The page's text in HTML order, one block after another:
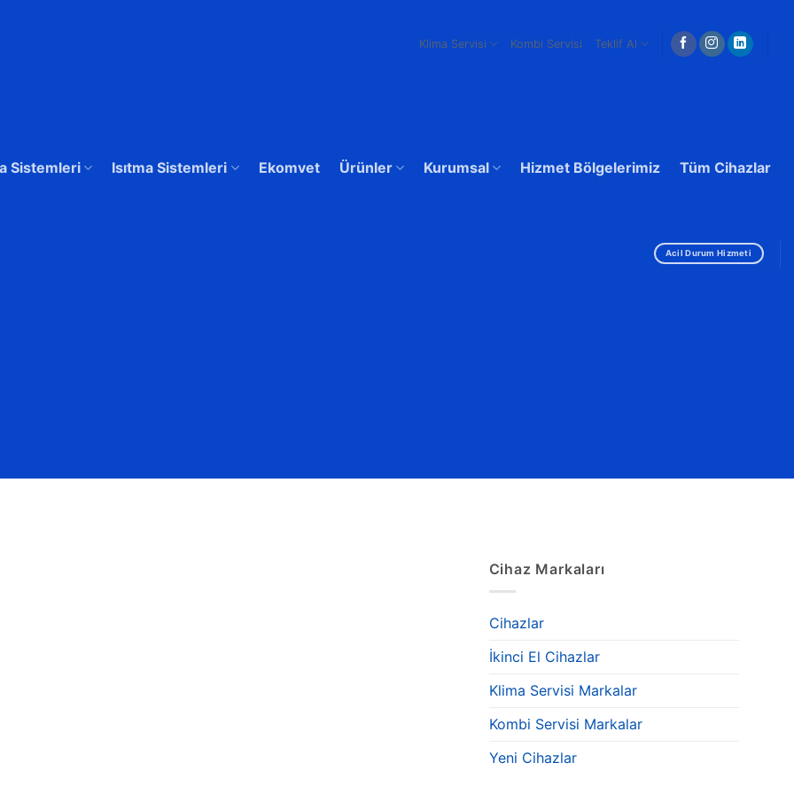
Klima Servisi Kombi Servisi Teklif Al
Sistemleri Isıtma Sistemleri Ekomvet Ürünler Kurumsal Hizmet Bölgelerimiz Tüm Cihazlar
Acil Durum Hizmeti
Cihaz Markaları
Cihazlar
İkinci El Cihazlar
Klima Servisi Markalar
Kombi Servisi Markalar
Yeni Cihazlar